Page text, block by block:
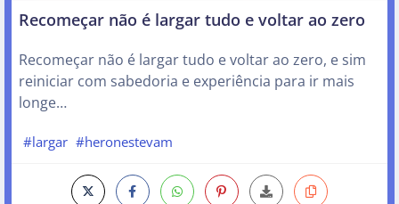
Recomeçar não é largar tudo e voltar ao zero
Recomeçar não é largar tudo e voltar ao zero, e sim
reiniciar com sabedoria e experiência para ir mais
longe…
#largar #heronestevam